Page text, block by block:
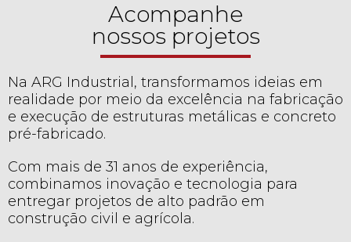
Acompanhe
nossos projetos
Na ARG Industrial, transformamos ideias em
realidade por meio da excelência na fabricação
e execução de estruturas metálicas e concreto
pré-fabricado.
Com mais de 31 anos de experiência,
combinamos inovação e tecnologia para
entregar projetos de alto padrão em
construção civil e agrícola.